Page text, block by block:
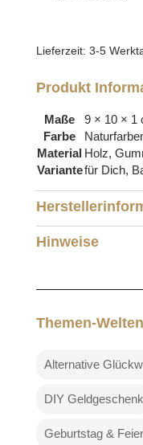
Lieferzeit: 3-5
Produkt
Maße
9 × 10 × 1
Farbe
Material Holz,
Variantefür Dich,
Hinweise
Themen-
Alternative
DIY Geldgeschenk
Geburtstag &